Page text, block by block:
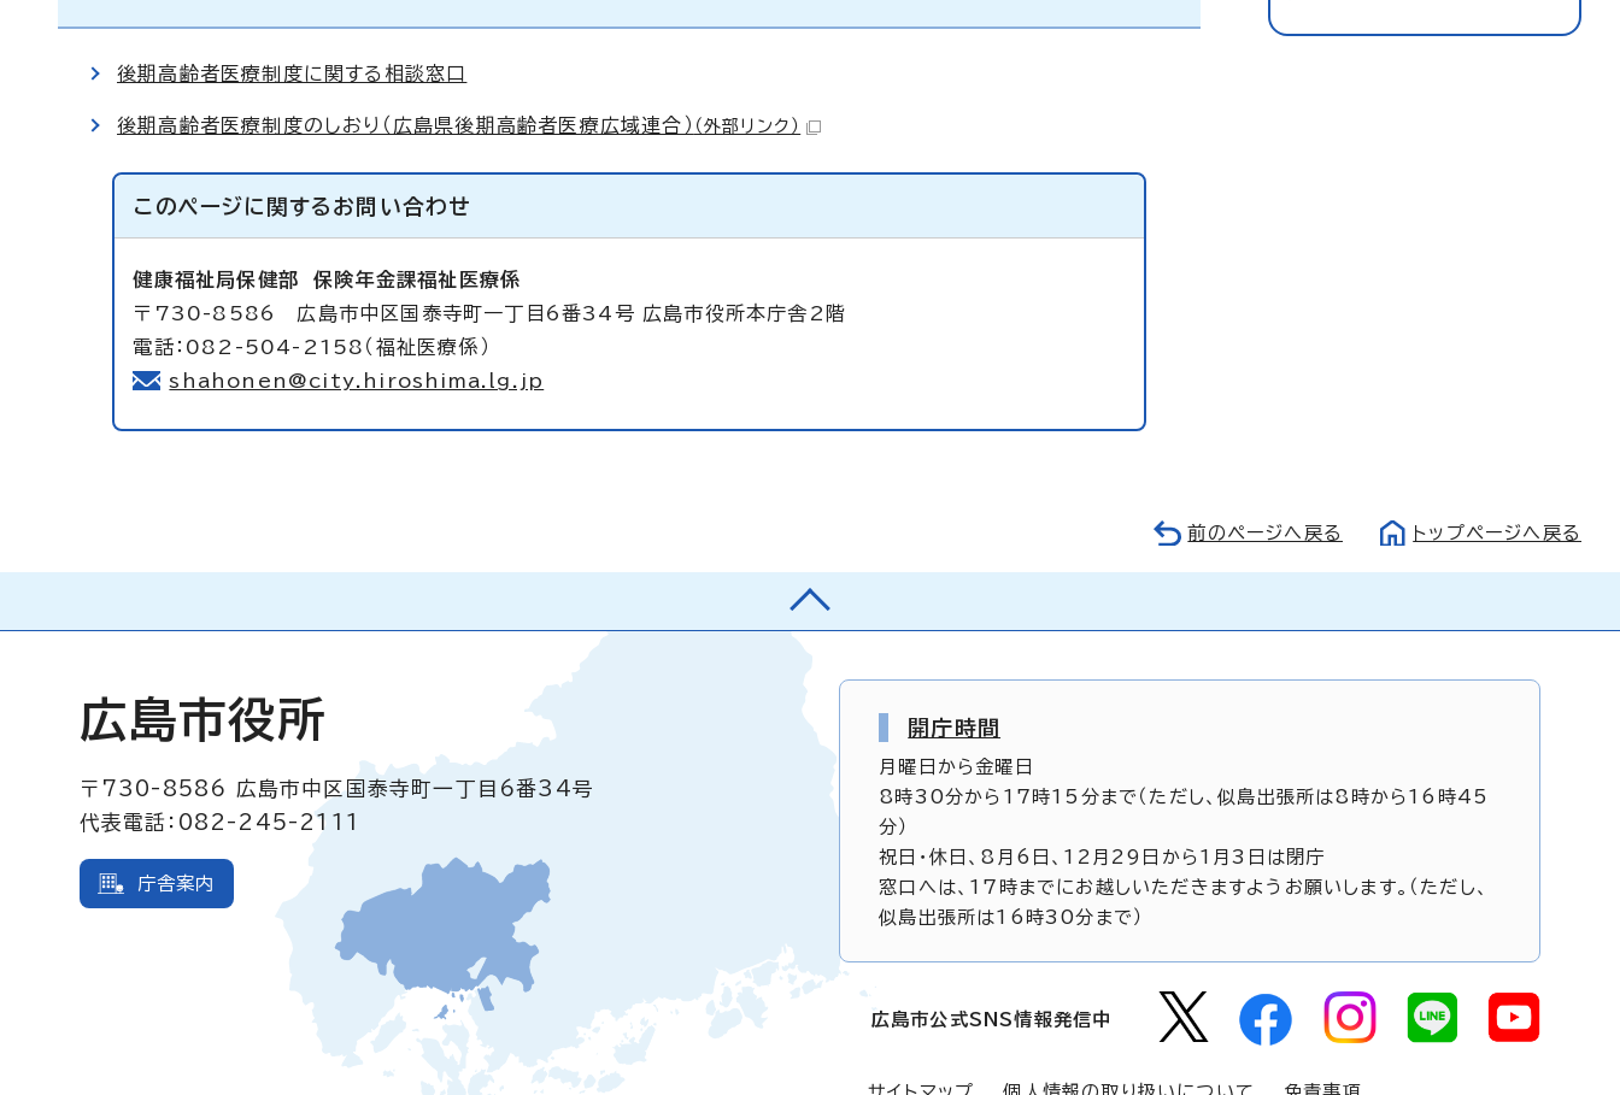
後期高齢者医療制度に関する相談窓口
後期高齢者医療制度のしおり（広島県後期高齢者医療広域連合） （外部リンク）
このページに関する お問い合わせ
健康福祉局保健部保険年金課福祉医療係
〒730-8586 広島市中区国泰寺町一丁目6番34号 広島市役所本庁舎2階
電話：082-504-2158（福祉医療係）
shahonen@city.hiroshima.lg.jp
前のページへ戻る トップページへ戻る
広島市役所
〒730-8586
広島市中区国泰寺町一丁目6番34号
代表電話：082-245-2111
庁舎案内
開庁時間
月曜日から金曜日
8時30分から17時15分まで（ただし、似島出張所は8時から16時45
分）
祝日・休日、8月6日、12月29日から1月3日は閉庁
窓口へは、17時までにお越しいただきますようお願いします。（ただし、
似島出張所は16時30分まで）
広島市公式SNS情報発信中